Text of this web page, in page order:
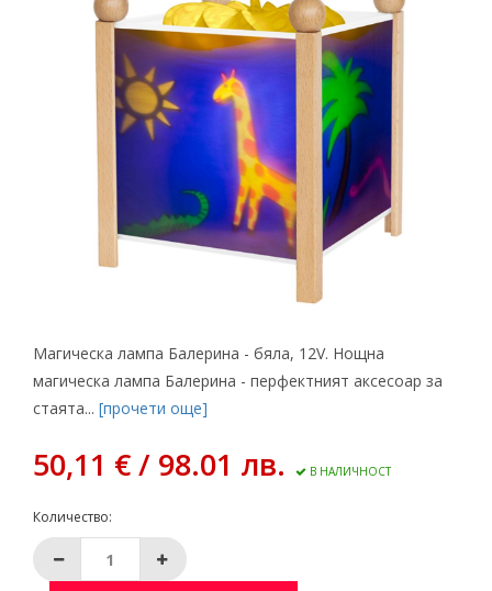
Магическа лампа Балерина - бяла, 12V. Нощна
магическа лампа Балерина - перфектният аксесоар за
стаята... [прочети още]
50,11 € / 98.01 лв. В НАЛИЧНОСТ
Количество: